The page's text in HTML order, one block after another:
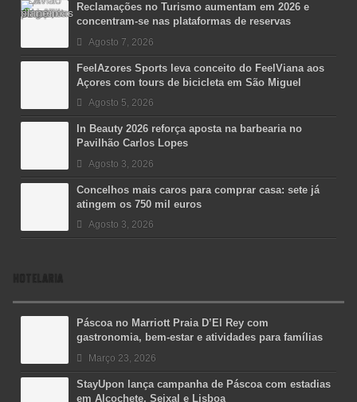
Reclamações no Turismo aumentam em 2026 e
concentram-se nas plataformas de reservas
Agosto 7, 2026
FeelAzores Sports leva conceito do FeelViana aos
Açores com tours de bicicleta em São Miguel
Agosto 5, 2026
In Beauty 2026 reforça aposta na barbearia no
Pavilhão Carlos Lopes
Agosto 3, 2026
Concelhos mais caros para comprar casa: sete já
atingem os 750 mil euros
Agosto 3, 2026
HOTELARIA
Páscoa no Marriott Praia D’El Rey com
gastronomia, bem-estar e atividades para famílias
Março 23, 2026
StayUpon lança campanha de Páscoa com estadias
em Alcochete, Seixal e Lisboa